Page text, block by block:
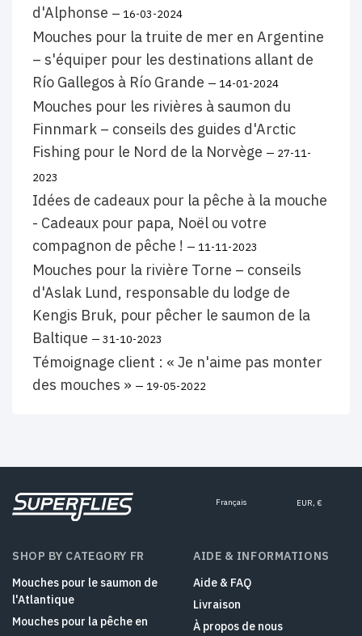
d'Alphonse — 16-03-2024
Mouches pour la truite de mer en Argentine
– s'équiper pour les destinations allant de
Río Gallegos à Río Grande — 14-01-2024
Mouches pour les rivières à saumon du
Finnmark – conseils des guides d'Arctic
Fishing pour le Nord de la Norvège — 27-11-
2023
Idées de cadeaux pour la pêche à la mouche
- Cadeaux pour papa, Noël ou votre
compagnon de pêche ! — 11-11-2023
Mouches pour la rivière Torne – conseils
d'Aslak Lund, responsable du lodge de
Kengis Bruk, pour pêcher le saumon de la
Baltique — 31-10-2023
Témoignage client : « Je n'aime pas monter
des mouches » — 19-05-2022
Français EUR, €
SHOP BY CATEGORY FR
Mouches pour le saumon de
l'Atlantique
Mouches pour la pêche en
AIDE & INFORMATIONS
Aide & FAQ
Livraison
À propos de nous